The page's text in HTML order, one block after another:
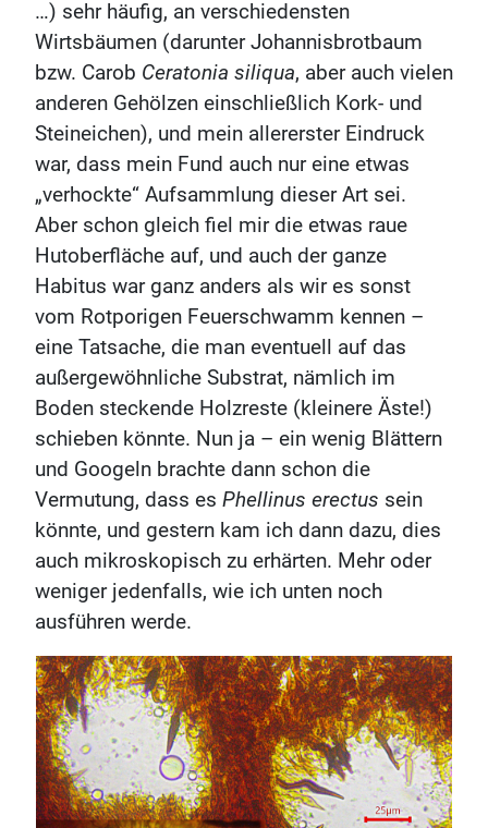
…) sehr häufig, an verschiedensten
Wirtsbäumen (darunter Johannisbrotbaum
bzw. Carob Ceratonia siliqua, aber auch vielen
anderen Gehölzen einschließlich Kork- und
Steineichen), und mein allererster Eindruck
war, dass mein Fund auch nur eine etwas
„verhockte“ Aufsammlung dieser Art sei.
Aber schon gleich fiel mir die etwas raue
Hutoberfläche auf, und auch der ganze
Habitus war ganz anders als wir es sonst
vom Rotporigen Feuerschwamm kennen –
eine Tatsache, die man eventuell auf das
außergewöhnliche Substrat, nämlich im
Boden steckende Holzreste (kleinere Äste!)
schieben könnte. Nun ja – ein wenig Blättern
und Googeln brachte dann schon die
Vermutung, dass es Phellinus erectus sein
könnte, und gestern kam ich dann dazu, dies
auch mikroskopisch zu erhärten. Mehr oder
weniger jedenfalls, wie ich unten noch
ausführen werde.